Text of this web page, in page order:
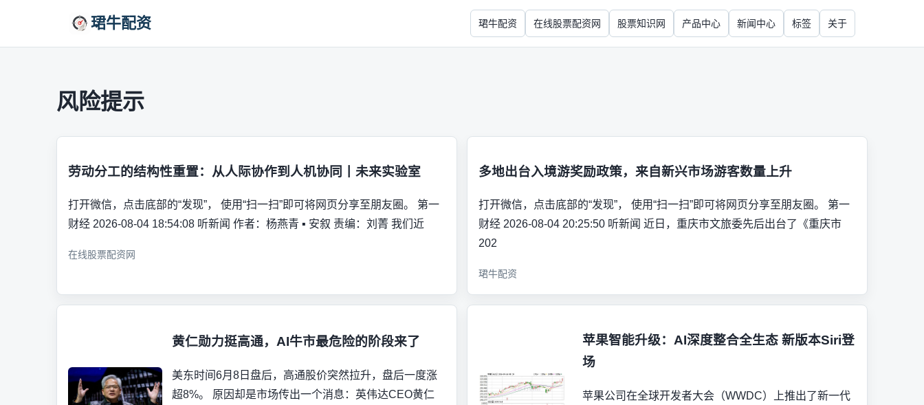
珺牛配资 珺牛配资 在线股票配资网 股票知识网 产品中心 新闻中心 标签 关于
风险提示
劳动分工的结构性重置：从人际协作到人机协同丨未来实验室
打开微信，点击底部的“发现”， 使用“扫一扫”即可将网页分享至朋友圈。 第一
财经 2026-08-04 18:54:08 听新闻 作者：杨燕青 ▪ 安叙 责编：刘菁 我们近
在线股票配资网
多地出台入境游奖励政策，来自新兴市场游客数量上升
打开微信，点击底部的“发现”， 使用“扫一扫”即可将网页分享至朋友圈。 第一
财经 2026-08-04 20:25:50 听新闻 近日，重庆市文旅委先后出台了《重庆市
202
珺牛配资
黄仁勋力挺高通，AI牛市最危险的阶段来了
美东时间6月8日盘后，高通股价突然拉升，盘后一度涨
超8%。 原因却是市场传出一个消息：英伟达CEO黄仁
苹果智能升级：AI深度整合全生态 新版本Siri登
场
苹果公司在全球开发者大会（WWDC）上推出了新一代